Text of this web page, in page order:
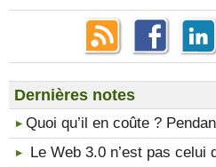
Dernières notes
​Quoi qu’il en coûte ?
Le Web 3.0 n’est pas celui